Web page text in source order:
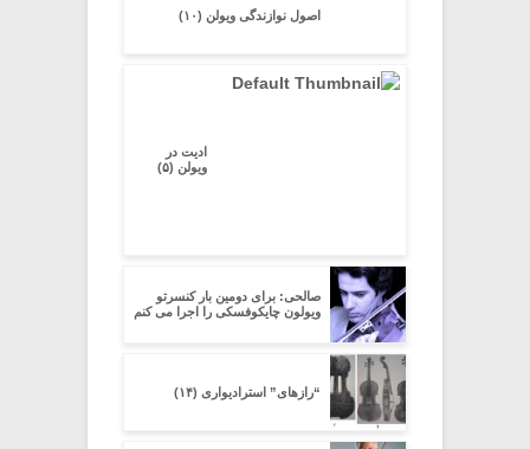
اصول نوازندگی ویولن (۱۰)
ادیت در
ویولن (۵)
صالحی: برای دومین بار کنسرتو
ویولون چایکوفسکی را اجرا می کنم
“رازهای” استرادیواری (۱۴)